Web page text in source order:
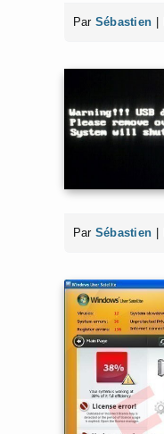
Par Sébastien
Par Sébastien